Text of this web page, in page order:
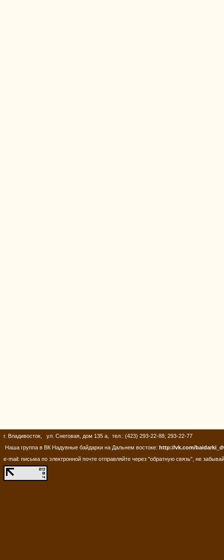
г. Владивосток, ул. Снеговая, дом 135 а, тел.: (423) 293-22-88; 293-22-77
Наша группа в ВК Надувные байдарки на Дальнем востоке: http://vk.com/
e-mail: письма по электронной почте отправляйте через "обратную связь", не